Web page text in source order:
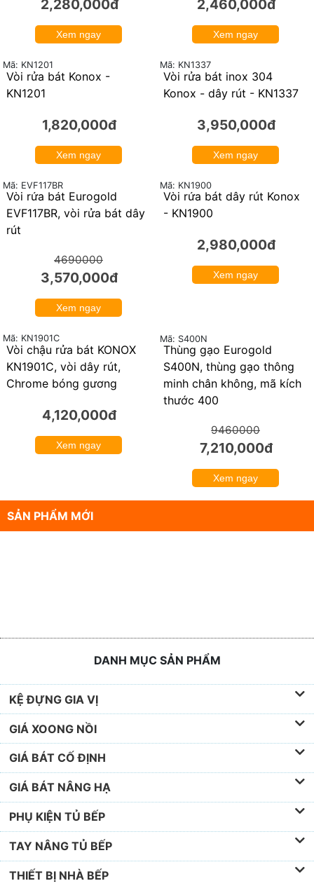
2,280,000đ
Xem ngay
2,460,000đ
Xem ngay
Vòi rửa bát Konox -
KN1201
Mã: KN1201
1,820,000đ
Xem ngay
Vòi rửa bát inox 304
Konox - dây rút - KN1337
Mã: KN1337
3,950,000đ
Xem ngay
Vòi rửa bát Eurogold
EVF117BR, vòi rửa bát dây
rút
Mã: EVF117BR
4690000
3,570,000đ
Xem ngay
Vòi rửa bát dây rút Konox
- KN1900
Mã: KN1900
2,980,000đ
Xem ngay
Vòi chậu rửa bát KONOX
KN1901C, vòi dây rút,
Chrome bóng gương
Mã: KN1901C
4,120,000đ
Xem ngay
Thùng gạo Eurogold
S400N, thùng gạo thông
minh chân không, mã kích
thước 400
Mã: S400N
9460000
7,210,000đ
Xem ngay
SẢN PHẨM MỚI
DANH MỤC SẢN PHẨM
KỆ ĐỰNG GIA VỊ
GIÁ XOONG NỒI
GIÁ BÁT CỐ ĐỊNH
GIÁ BÁT NÂNG HẠ
PHỤ KIỆN TỦ BẾP
TAY NÂNG TỦ BẾP
THIẾT BỊ NHÀ BẾP